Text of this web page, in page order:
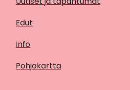
Edut
Info
Pohjakartta